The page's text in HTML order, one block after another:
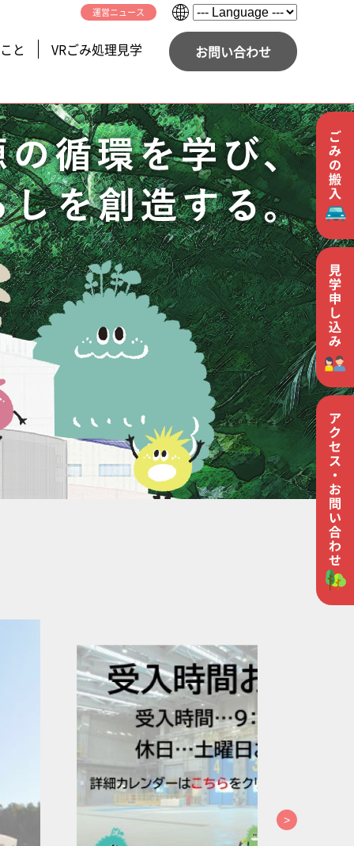
運営ニュース
と VRごみ処理見学 お問い合わせ